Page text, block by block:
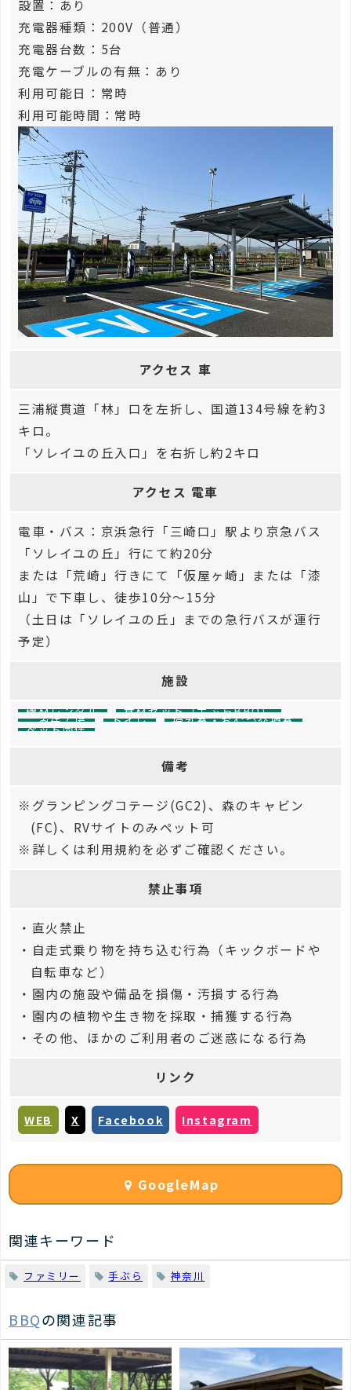
設置：あり
充電器種類：200V（普通）
充電器台数：5台
充電ケーブルの有無：あり
利用可能日：常時
利用可能時間：常時
アクセス 車
三浦縦貫道「林」口を左折し、国道134号線を約3
キロ。
「ソレイユの丘入口」を右折し約2キロ
アクセス 電車
電車・バス：京浜急行「三崎口」駅より京急バス
「ソレイユの丘」行にて約20分
または「荒崎」行きにて「仮屋ヶ崎」または「漆
山」で下車し、徒歩10分～15分
（土日は「ソレイユの丘」までの急行バスが運行
予定）
施設
機材レンタル 食材セット（手ぶらBBQ）
ごみ捨て場 トイレ 授乳室・おむつ交換室
ペット同伴
備考
※グランピングコテージ(GC2)、森のキャビン
(FC)、RVサイトのみペット可
※詳しくは利用規約を必ずご確認ください。
禁止事項
・直火禁止
・自走式乗り物を持ち込む行為（キックボードや
自転車など）
・園内の施設や備品を損傷・汚損する行為
・園内の植物や生き物を採取・捕獲する行為
・その他、ほかのご利用者のご迷惑になる行為
リンク
WEB X Facebook Instagram
GoogleMap
関連キーワード
ファミリー 手ぶら 神奈川
BBQの関連記事